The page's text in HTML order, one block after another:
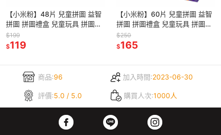
【小米粉】48片 兒童拼圖 益智
拼圖 拼圖禮盒 兒童玩具 拼圖教
具 幼兒拼圖 益智玩具 教具 聖誕
禮物 兒童禮物
$199
$119
【小米粉】60片 兒童拼圖 益智
拼圖 拼圖禮盒 兒童玩具 拼圖教
具 幼兒拼圖 益智玩具 教具 聖誕
禮物 兒童禮物
$250
$165
商品:96 加入時間:2023-06-30
評價:5.0 / 5.0 購買人次:1000人